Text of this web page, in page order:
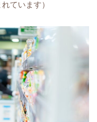
ています）